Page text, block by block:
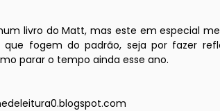
livro do Matt, mas este em especial
que fogem do padrão, seja por fazer
parar o tempo ainda esse ano.